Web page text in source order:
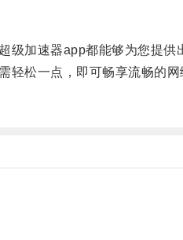
加速器app都能够为您提供
松一点，即可畅享流畅的网